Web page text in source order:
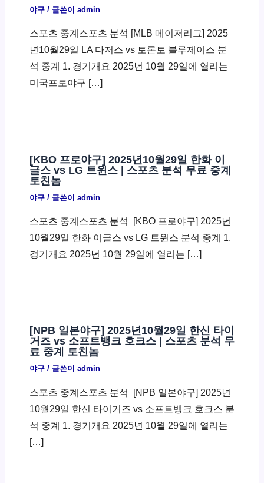
야구/ 글쓴이 admin
스포츠 중계스포츠 분석 [MLB 메이저리그] 2025
년10월29일 LA 다저스 vs 토론토 블루제이스 분
석 중계 1. 경기개요 2025년 10월 29일에 열리는
미국프로야구 […]
[KBO 프로야구] 2025년10월29일 한화 이
글스 vs LG 트윈스 | 스포츠 분석 무료 중계
토친놈
야구/ 글쓴이 admin
스포츠 중계스포츠 분석 ​ [KBO 프로야구] 2025년
10월29일 한화 이글스 vs LG 트윈스 분석 중계 1.
경기개요 2025년 10월 29일에 열리는 […]
[NPB 일본야구] 2025년10월29일 한신 타이
거즈 vs 소프트뱅크 호크스 | 스포츠 분석 무
료 중계 토친놈
야구/ 글쓴이 admin
스포츠 중계스포츠 분석 ​ [NPB 일본야구] 2025년
10월29일 한신 타이거즈 vs 소프트뱅크 호크스 분
석 중계 1. 경기개요 2025년 10월 29일에 열리는
[…]